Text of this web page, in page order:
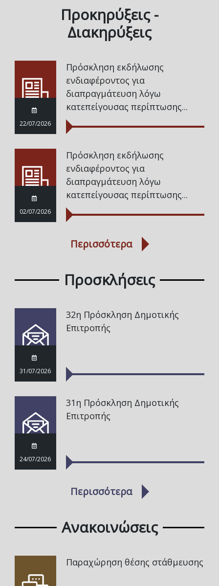
Προκηρύξεις -
Διακηρύξεις
22/07/2026
Πρόσκληση εκδήλωσης
ενδιαφέροντος για
διαπραγμάτευση λόγω
κατεπείγουσας περίπτωσης...
02/07/2026
Πρόσκληση εκδήλωσης
ενδιαφέροντος για
διαπραγμάτευση λόγω
κατεπείγουσας περίπτωσης...
Περισσότερα
Προσκλήσεις
31/07/2026
32η Πρόσκληση Δημοτικής
Επιτροπής
24/07/2026
31η Πρόσκληση Δημοτικής
Επιτροπής
Περισσότερα
Ανακοινώσεις
Παραχώρηση θέσης στάθμευσης